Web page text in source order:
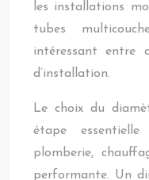
les installations
tubes
intéressant entre
d’installation.
Le choix du
étape
plomberie,
performante. Un